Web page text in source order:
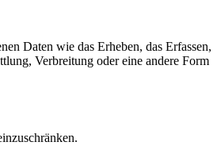
Daten wie das Erheben, das Erfassen,
Verbreitung oder eine andere Form